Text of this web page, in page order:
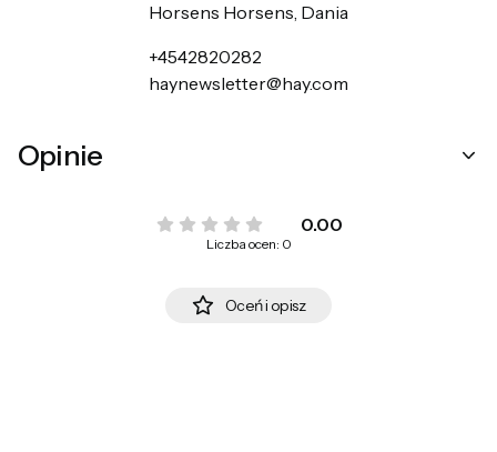
Horsens Horsens, Dania
+4542820282
haynewsletter@hay.com
Opinie
0.00
Liczba ocen: 0
Oceń i opisz